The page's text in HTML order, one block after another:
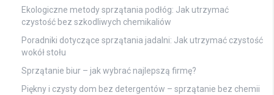
Ekologiczne metody sprzątania podłóg: Jak utrzymać
czystość bez szkodliwych chemikaliów
Poradniki dotyczące sprzątania jadalni: Jak utrzymać czystość
wokół stołu
Sprzątanie biur – jak wybrać najlepszą firmę?
Piękny i czysty dom bez detergentów – sprzątanie bez chemii